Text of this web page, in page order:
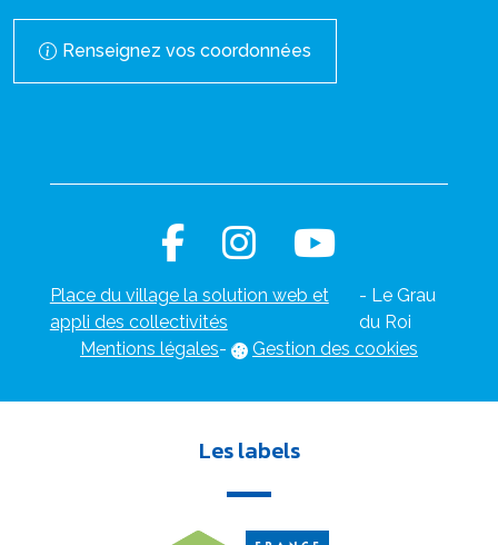
Renseignez vos coordonnées
Place du village la solution web et
appli des collectivités
- Le Grau
du Roi
Mentions légales- Gestion des cookies
Les labels